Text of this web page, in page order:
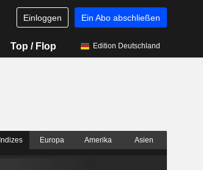
Einloggen Ein Abo abschließen
Top / Flop Edition Deutschland
Indizes Europa Amerika Asien